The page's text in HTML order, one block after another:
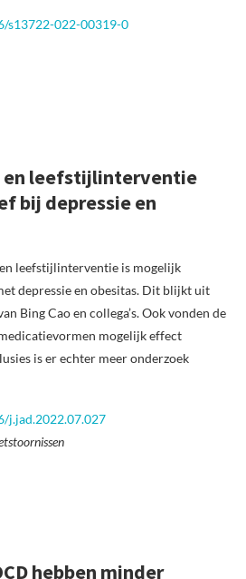
s13722-022-00319-0
en leefstijlinterventie
bij depressie en
leefstijlinterventie is mogelijk
depressie en obesitas. Dit blijkt uit
Bing Cao en collega’s. Ook vonden de
mogelijk effect
is er echter meer onderzoek
j.jad.2022.07.027
hebben minder